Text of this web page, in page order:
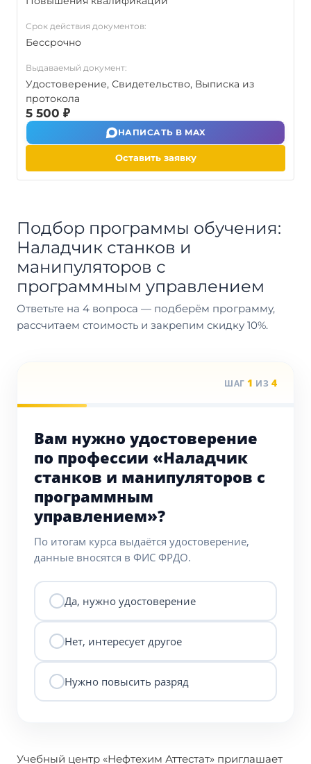
Срок действия документов:
Бессрочно
Выдаваемый документ:
Удостоверение, Свидетельство, Выписка из
протокола
5 500 ₽
НАПИСАТЬ В MAX
Оставить заявку
Подбор программы обучения:
Наладчик станков и
манипуляторов с
программным управлением
Ответьте на 4 вопроса — подберём программу,
рассчитаем стоимость и закрепим скидку 10%.
ШАГ 1 ИЗ 4
Вам нужно удостоверение
по профессии «Наладчик
станков и манипуляторов с
программным
управлением»?
По итогам курса выдаётся удостоверение,
данные вносятся в ФИС ФРДО.
Да, нужно удостоверение
Нет, интересует другое
Нужно повысить разряд
Учебный центр «Нефтехим Аттестат» приглашает